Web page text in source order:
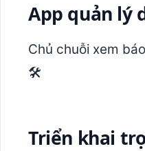
App quản lý
Chủ chuỗi xem
🛠️
Triển khai